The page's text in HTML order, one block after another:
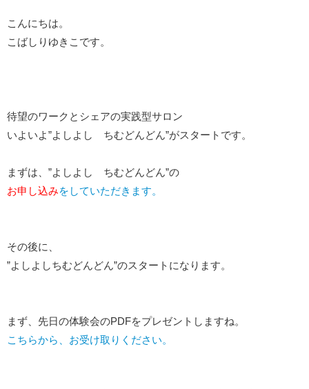
こんにちは。
こばしりゆきこです。
待望のワークとシェアの実践型サロン
いよいよ”よしよし ちむどんどん”がスタートです。
まずは、”よしよし ちむどんどん”の
お申し込みをしていただきます。
その後に、
”よしよしちむどんどん”のスタートになります。
まず、先日の体験会のPDFをプレゼントしますね。
こちらから、お受け取りください。